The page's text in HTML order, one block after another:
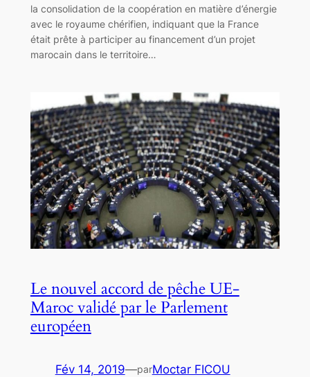
la consolidation de la coopération en matière d’énergie
avec le royaume chérifien, indiquant que la France
était prête à participer au financement d’un projet
marocain dans le territoire…
Le nouvel accord de pêche UE-
Maroc validé par le Parlement
européen
Fév 14, 2019—parMoctar FICOU